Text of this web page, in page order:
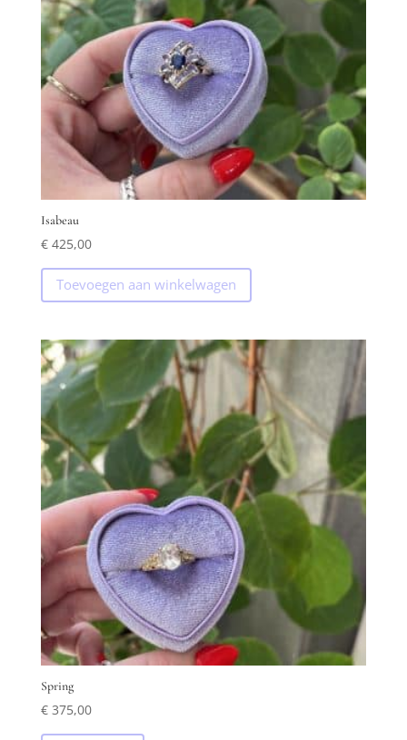
Isabeau
€425,00
Toevoegen aan winkelwagen
Spring
€375,00